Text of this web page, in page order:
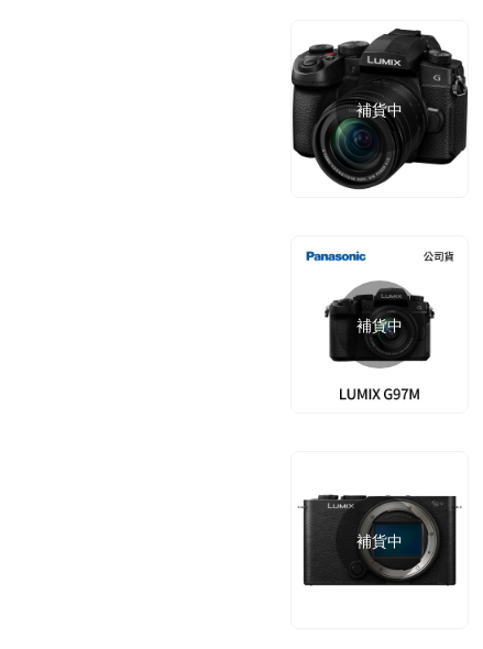
補貨中
補貨中
補貨中